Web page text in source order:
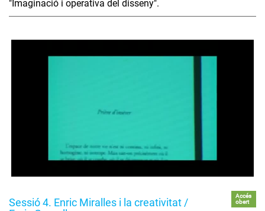
"Imaginació i operativa del disseny".
Sessió 4. Enric Miralles i la creativitat /
Accés
obert